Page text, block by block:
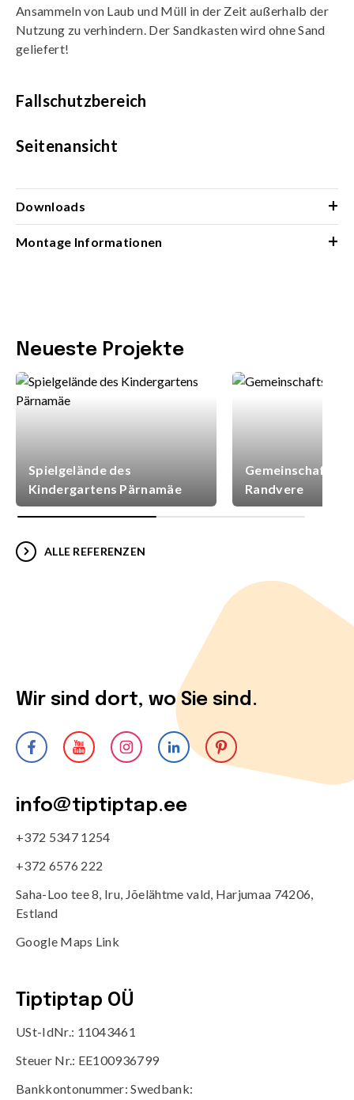
Ansammeln von Laub und Müll in der Zeit außerhalb der
Nutzung zu verhindern. Der Sandkasten wird ohne Sand
geliefert!
Fallschutzbereich
Seitenansicht
Downloads +
Montage Informationen +
Neueste Projekte
Spielgelände des
Kindergartens Pärnamäe
Randvere
ALLE REFERENZEN
Wir sind dort, wo Sie sind.
info@tiptiptap.ee
+372 5347 1254
+372 6576 222
Saha-Loo tee 8, Iru, Jõelähtme vald, Harjumaa 74206,
Estland
Google Maps Link
Tiptiptap OÜ
USt-IdNr.: 11043461
Steuer Nr.: EE100936799
Bankkontonummer: Swedbank: